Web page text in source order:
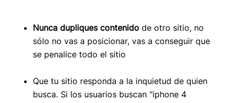
Nunca dupliques contenido de otro sitio, no
sólo no vas a posicionar, vas a conseguir que
se penalice todo el sitio
Que tu sitio responda a la inquietud de quien
busca. Si los usuarios buscan "iphone 4